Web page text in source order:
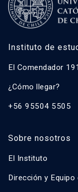
Instituto de
El Comendador
¿Cómo llegar?
+56 95504 5505
Sobre nosotros
El Instituto
Dirección y Equipo